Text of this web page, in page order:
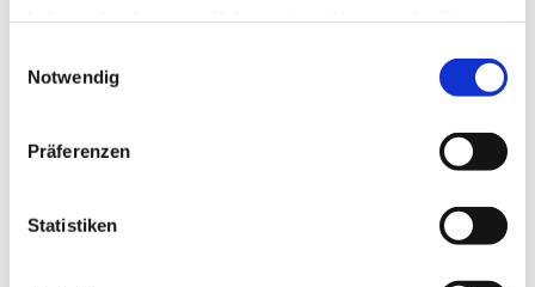
Notwendig
Präferenzen
Statistiken